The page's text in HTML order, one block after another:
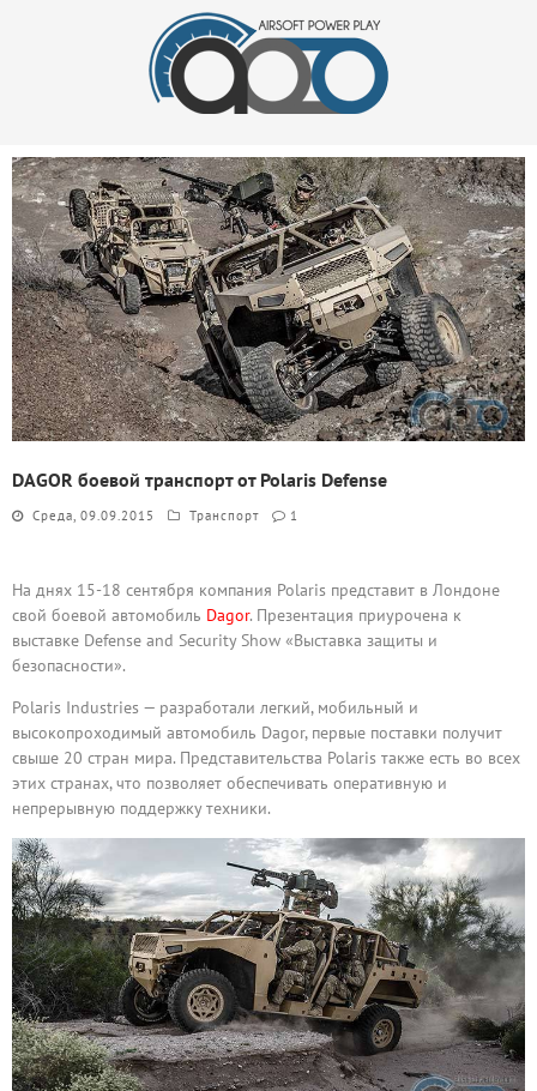
DAGOR боевой транспорт от Polaris Defense
Среда, 09.09.2015 Транспорт 1
На днях 15-18 сентября компания Polaris представит в Лондоне
свой боевой автомобиль Dagor. Презентация приурочена к
выставке Defense and Security Show «Выставка защиты и
безопасности».
Polaris Industries — разработали легкий, мобильный и
высокопроходимый автомобиль Dagor, первые поставки получит
свыше 20 стран мира. Представительства Polaris также есть во всех
этих странах, что позволяет обеспечивать оперативную и
непрерывную поддержку техники.